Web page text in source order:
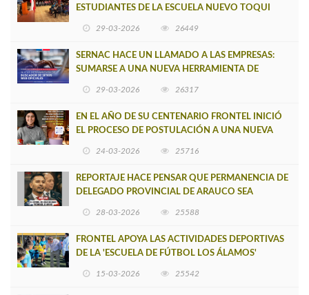
ESTUDIANTES DE LA ESCUELA NUEVO TOQUI
29-03-2026 26449
SERNAC HACE UN LLAMADO A LAS EMPRESAS:
SUMARSE A UNA NUEVA HERRAMIENTA DE
29-03-2026 26317
EN EL AÑO DE SU CENTENARIO FRONTEL INICIÓ
EL PROCESO DE POSTULACIÓN A UNA NUEVA
24-03-2026 25716
REPORTAJE HACE PENSAR QUE PERMANENCIA DE
DELEGADO PROVINCIAL DE ARAUCO SEA
28-03-2026 25588
FRONTEL APOYA LAS ACTIVIDADES DEPORTIVAS
DE LA 'ESCUELA DE FÚTBOL LOS ÁLAMOS'
15-03-2026 25542